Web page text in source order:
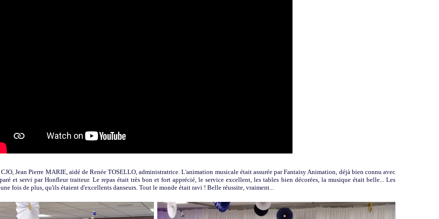
Jean Pierre MARIE, aidé de Renée TOSELLO, administratrice. L'animation musicale était assurée par Fantaisy Animation, déjà bien connu avec
et servi par Honfleur traiteur. Le repas était très bon et fort apprécié, le service excellent, les tables bien décorées, la musique était belle... Les
fois de plus, qu'ils étaient d'excellents danseurs. Tout le monde était ravi ! Belle réussite, vraiment...